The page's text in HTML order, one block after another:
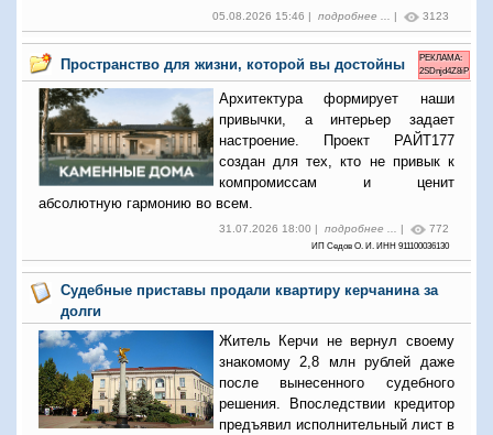
05.08.2026 15:46 | подробнее ... | 3123
Пространство для жизни, которой вы достойны
РЕКЛАМА:
2SDnjd4Z8iP
Архитектура формирует наши
привычки, а интерьер задает
настроение. Проект РАЙТ177
создан для тех, кто не привык к
компромиссам и ценит
абсолютную гармонию во всем.
31.07.2026 18:00 | подробнее ... | 772
ИП Седов О. И. ИНН 911100036130
Судебные приставы продали квартиру керчанина за
долги
Житель Керчи не вернул своему
знакомому 2,8 млн рублей даже
после вынесенного судебного
решения. Впоследствии кредитор
предъявил исполнительный лист в